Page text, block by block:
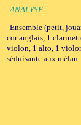
ANALYSE
Ensemble (petit,
cor anglais, 1
violon, 1 alto, 1
séduisante aux